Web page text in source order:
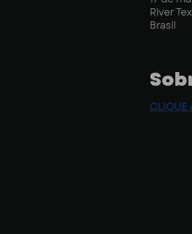
River
Brasil
CLIQUE